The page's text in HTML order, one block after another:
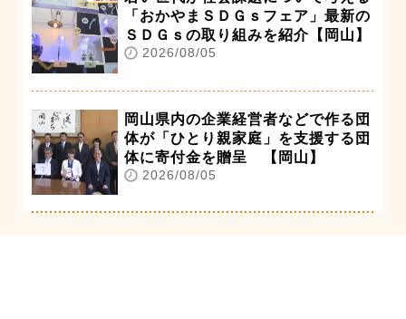
「おかやまＳＤＧｓフェア」最新の
ＳＤＧｓの取り組みを紹介【岡山】
2026/08/05
岡山県内の企業経営者などで作る団
体が「ひとり親家庭」を支援する団
体に寄付金を贈呈 【岡山】
2026/08/05